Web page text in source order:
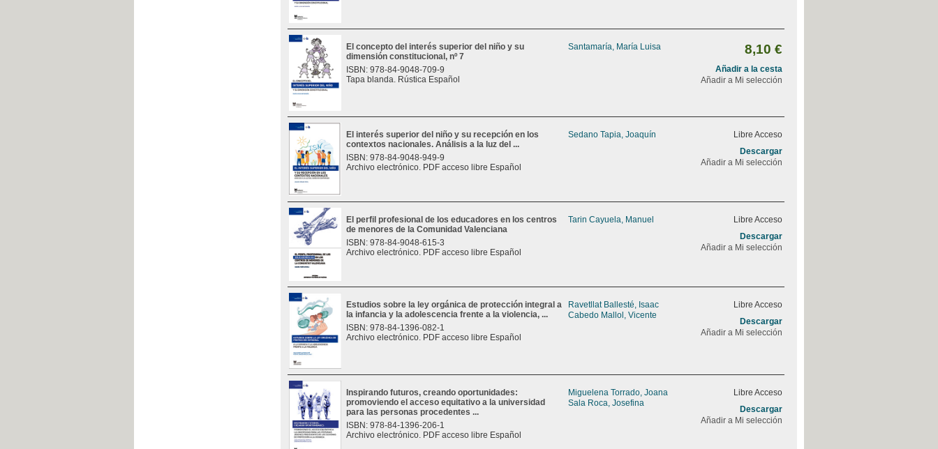
El concepto del interés superior del niño y su
dimensión constitucional, nº 7
ISBN: 978-84-9048-709-9
Tapa blanda. Rústica Español
Santamaría, María Luisa 8,10 €
Añadir a la cesta
Añadir a Mi selección
El interés superior del niño y su recepción en los
contextos nacionales. Análisis a la luz del ...
ISBN: 978-84-9048-949-9
Archivo electrónico. PDF acceso libre Español
Sedano Tapia, Joaquín
Libre Acceso
Descargar
Añadir a Mi selección
El perfil profesional de los educadores en los centros
de menores de la Comunidad Valenciana
ISBN: 978-84-9048-615-3
Archivo electrónico. PDF acceso libre Español
Tarin Cayuela, Manuel
Libre Acceso
Descargar
Añadir a Mi selección
Estudios sobre la ley orgánica de protección integral a
la infancia y la adolescencia frente a la violencia, ...
ISBN: 978-84-1396-082-1
Archivo electrónico. PDF acceso libre Español
Ravetllat Ballesté, Isaac
Cabedo Mallol, Vicente
Libre Acceso
Descargar
Añadir a Mi selección
Inspirando futuros, creando oportunidades:
promoviendo el acceso equitativo a la universidad
para las personas procedentes ...
ISBN: 978-84-1396-206-1
Archivo electrónico. PDF acceso libre Español
Miguelena Torrado, Joana
Sala Roca, Josefina
Libre Acceso
Descargar
Añadir a Mi selección